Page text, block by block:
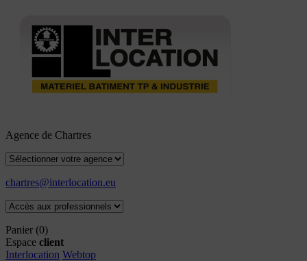
Agence de Chartres
chartres@interlocation.eu
Panier (0)
Espace client
Interlocation Webtop